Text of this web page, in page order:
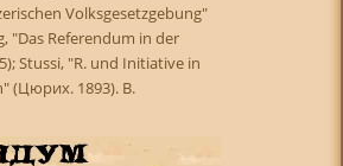
Volksgesetzgebung"
"Das Referendum in der
Stussi, "R. und Initiative in
(Цюрих. 1893). В.